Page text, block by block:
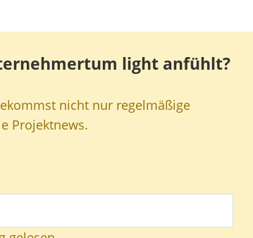
light anfühlt?
nicht nur regelmäßige
Projektnews.